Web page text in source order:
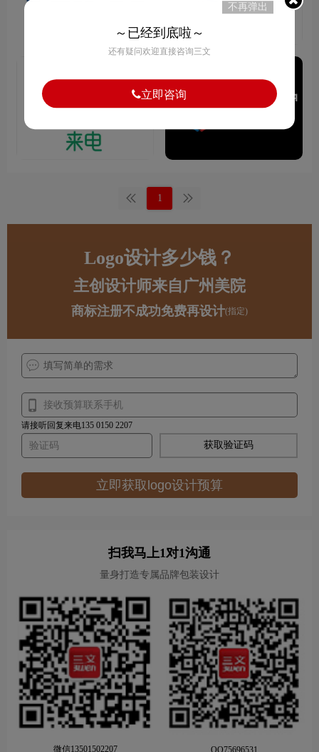
1
Logo设计多少钱？
主创设计师来自广州美院
商标注册不成功免费再设计(指定)
请接听回复来电135 0150 2207
获取验证码
立即获取logo设计预算
扫我马上1对1沟通
量身打造专属品牌包装设计
微信13501502207 QQ75696531
不再弹出
～已经到底啦～
还有疑问欢迎直接咨询三文
立即咨询